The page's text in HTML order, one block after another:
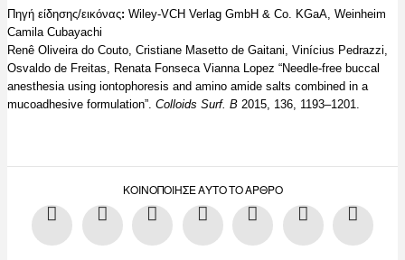
Πηγή είδησης/εικόνας: Wiley-VCH Verlag GmbH & Co. KGaA, Weinheim
Camila Cubayachi
Renê Oliveira do Couto, Cristiane Masetto de Gaitani, Vinícius Pedrazzi,
Osvaldo de Freitas, Renata Fonseca Vianna Lopez “Needle-free buccal
anesthesia using iontophoresis and amino amide salts combined in a
mucoadhesive formulation”. Colloids Surf. B 2015, 136, 1193–1201.
ΚΟΙΝΟΠΟΊΗΣΕ ΑΥΤΌ ΤΟ ΆΡΘΡΟ